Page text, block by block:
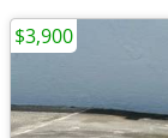
$3,900